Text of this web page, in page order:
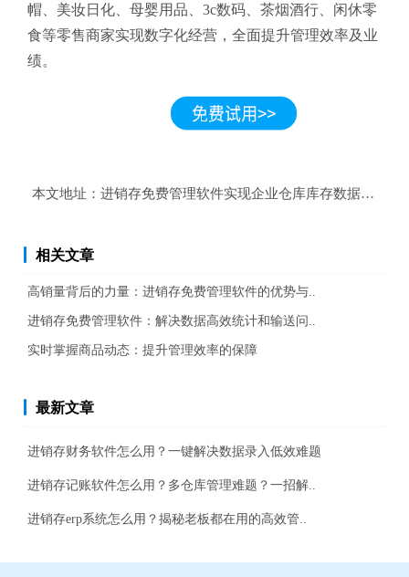
帽、美妆日化、母婴用品、3c数码、茶烟酒行、闲休零
食等零售商家实现数字化经营，全面提升管理效率及业
绩。
本文地址： 进销存免费管理软件实现企业仓库库存数据自动化
相关文章
高销量背后的力量：进销存免费管理软件的优势与..
进销存免费管理软件：解决数据高效统计和输送问..
实时掌握商品动态：提升管理效率的保障
最新文章
进销存财务软件怎么用？一键解决数据录入低效难题
进销存记账软件怎么用？多仓库管理难题？一招解..
进销存erp系统怎么用？揭秘老板都在用的高效管..